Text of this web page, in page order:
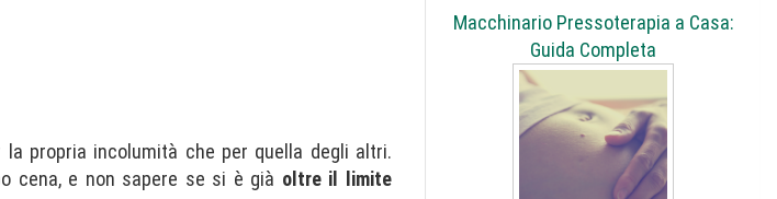
propria incolumità che per quella degli altri.
cena, e non sapere se si è già oltre il limite
Macchinario Pressoterapia a Casa:
Guida Completa